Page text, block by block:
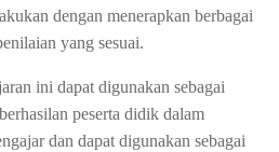
dengan menerapkan berbagai
yang sesuai.
ini dapat digunakan sebagai
peserta didik dalam
dan dapat digunakan sebagai